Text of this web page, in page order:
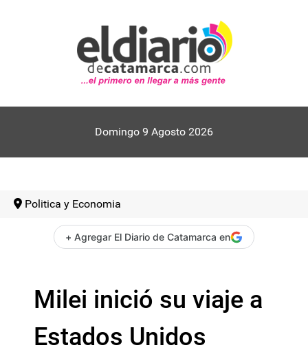
Domingo 9 Agosto 2026
Politica y Economia
+ Agregar El Diario de Catamarca en
Milei inició su viaje a
Estados Unidos